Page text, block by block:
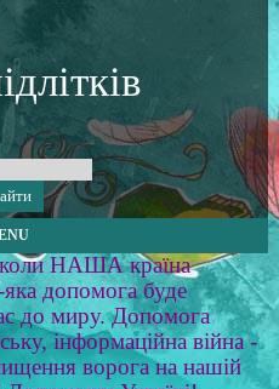
НАША країна
допомога буде
до миру. Допомога
інформаційна війна -
ворога на нашій